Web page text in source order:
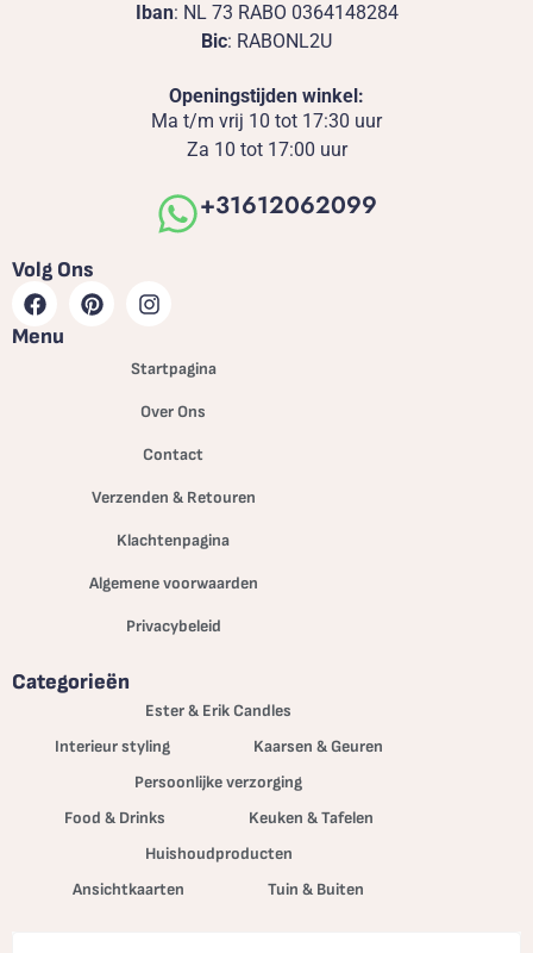
Iban: NL 73 RABO 0364148284
Bic: RABONL2U
Openingstijden winkel:
Ma t/m vrij 10 tot 17:30 uur
Za 10 tot 17:00 uur
+31612062099
Volg Ons
Menu
Startpagina
Over Ons
Contact
Verzenden & Retouren
Klachtenpagina
Algemene voorwaarden
Privacybeleid
Categorieën
Ester & Erik Candles
Interieur styling
Kaarsen & Geuren
Persoonlijke verzorging
Food & Drinks
Keuken & Tafelen
Huishoudproducten
Ansichtkaarten
Tuin & Buiten